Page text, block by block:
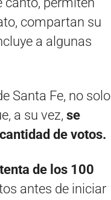
compartan su
a algunas
Santa Fe, no solo
a su vez, se
de votos.
de los 100
antes de iniciar